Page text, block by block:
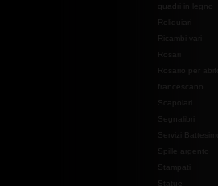
quadri in legno
Reliquiari
Ricambi vari
Rosari
Rosario per abito
francescano
Scapolari
Segnalibri
Servizi Battesimo
Spille argento
Stampati
Statue